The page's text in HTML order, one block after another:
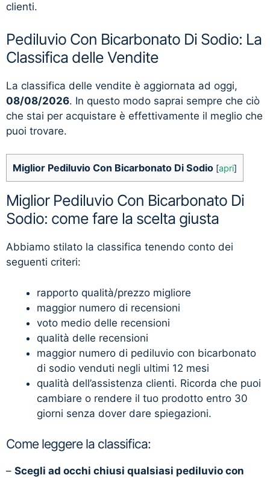
clienti.
Pediluvio Con Bicarbonato Di Sodio: La
Classifica delle Vendite
La classifica delle vendite è aggiornata ad oggi,
08/08/2026. In questo modo saprai sempre che ciò
che stai per acquistare è effettivamente il meglio che
puoi trovare.
Miglior Pediluvio Con Bicarbonato Di Sodio [apri]
Miglior Pediluvio Con Bicarbonato Di
Sodio: come fare la scelta giusta
Abbiamo stilato la classifica tenendo conto dei
seguenti criteri:
rapporto qualità/prezzo migliore
maggior numero di recensioni
voto medio delle recensioni
qualità delle recensioni
maggior numero di pediluvio con bicarbonato
di sodio venduti negli ultimi 12 mesi
qualità dell’assistenza clienti. Ricorda che puoi
cambiare o rendere il tuo prodotto entro 30
giorni senza dover dare spiegazioni.
Come leggere la classifica:
– Scegli ad occhi chiusi qualsiasi pediluvio con